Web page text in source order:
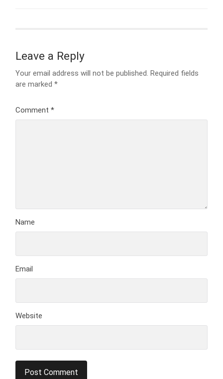
Leave a Reply
Your email address will not be published. Required fields
are marked*
Comment*
Name
Email
Website